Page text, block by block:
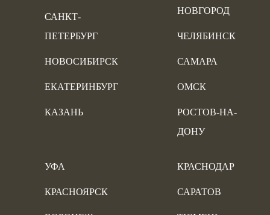
САНКТ-
ПЕТЕРБУРГ
НОВОСИБИРСК
ЕКАТЕРИНБУРГ
КАЗАНЬ
НОВГОРОД
ЧЕЛЯБИНСК
САМАРА
ОМСК
РОСТОВ-НА-
ДОНУ
УФА
КРАСНОЯРСК
КРАСНОДАР
САРАТОВ